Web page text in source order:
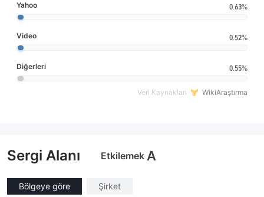
Yahoo 0.63%
Video 0.52%
Diğerleri 0.55%
Veri Kaynakları WikiAraştırma
Sergi Alanı Etkilemek A
Bölgeye göre Şirket